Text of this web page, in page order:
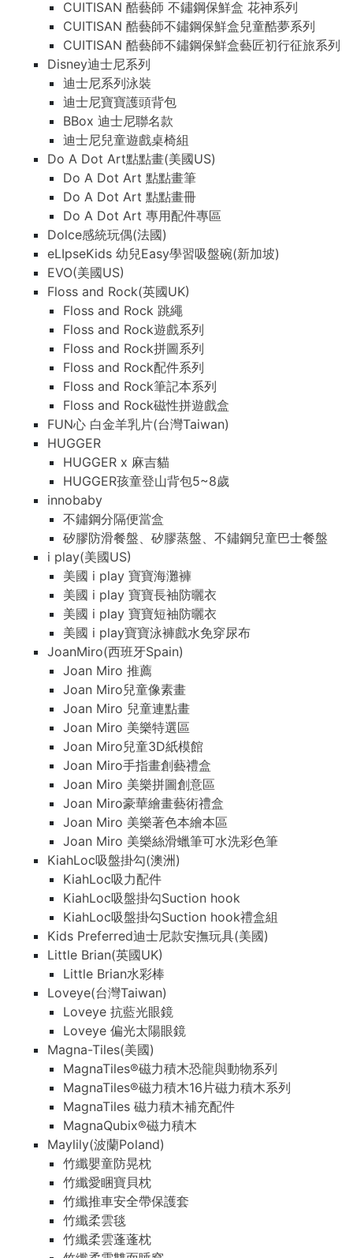
CUITISAN 酷藝師 不鏽鋼保鮮盒 花神系列
CUITISAN 酷藝師不鏽鋼保鮮盒兒童酷夢系列
CUITISAN 酷藝師不鏽鋼保鮮盒藝匠初行征旅系列
Disney迪士尼系列
迪士尼系列泳裝
迪士尼寶寶護頭背包
BBox 迪士尼聯名款
迪士尼兒童遊戲桌椅組
Do A Dot Art點點畫(美國US)
Do A Dot Art 點點畫筆
Do A Dot Art 點點畫冊
Do A Dot Art 專用配件專區
Dolce感統玩偶(法國)
eLIpseKids 幼兒Easy學習吸盤碗(新加坡)
EVO(美國US)
Floss and Rock(英國UK)
Floss and Rock 跳繩
Floss and Rock遊戲系列
Floss and Rock拼圖系列
Floss and Rock配件系列
Floss and Rock筆記本系列
Floss and Rock磁性拼遊戲盒
FUN心 白金羊乳片(台灣Taiwan)
HUGGER
HUGGER x 麻吉貓
HUGGER孩童登山背包5~8歲
innobaby
不鏽鋼分隔便當盒
矽膠防滑餐盤、矽膠蒸盤、不鏽鋼兒童巴士餐盤
i play(美國US)
美國 i play 寶寶海灘褲
美國 i play 寶寶長袖防曬衣
美國 i play 寶寶短袖防曬衣
美國 i play寶寶泳褲戲水免穿尿布
JoanMiro(西班牙Spain)
Joan Miro 推薦
Joan Miro兒童像素畫
Joan Miro 兒童連點畫
Joan Miro 美樂特選區
Joan Miro兒童3D紙模館
Joan Miro手指畫創藝禮盒
Joan Miro 美樂拼圖創意區
Joan Miro豪華繪畫藝術禮盒
Joan Miro 美樂著色本繪本區
Joan Miro 美樂絲滑蠟筆可水洗彩色筆
KiahLoc吸盤掛勾(澳洲)
KiahLoc吸力配件
KiahLoc吸盤掛勾Suction hook
KiahLoc吸盤掛勾Suction hook禮盒組
Kids Preferred迪士尼款安撫玩具(美國)
Little Brian(英國UK)
Little Brian水彩棒
Loveye(台灣Taiwan)
Loveye 抗藍光眼鏡
Loveye 偏光太陽眼鏡
Magna-Tiles(美國)
MagnaTiles®磁力積木恐龍與動物系列
MagnaTiles®磁力積木16片磁力積木系列
MagnaTiles 磁力積木補充配件
MagnaQubix®磁力積木
Maylily(波蘭Poland)
竹纖嬰童防晃枕
竹纖愛睏寶貝枕
竹纖推車安全帶保護套
竹纖柔雲毯
竹纖柔雲蓬蓬枕